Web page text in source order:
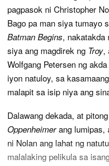
pagpasok ni Christopher
Bago pa man siya tumayo
Batman Begins, nakatakda
siya ang magdirek ng Troy,
Wolfgang Petersen ng
iyon natuloy, sa
malapit sa isip niya ang
Dalawang dekada, at
Oppenheimerang lumipas,
ni Nolan ang lahat ng
malalaking pelikula sa